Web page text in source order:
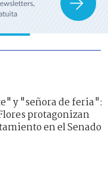
y "señora de feria":
protagonizan
en el Senado